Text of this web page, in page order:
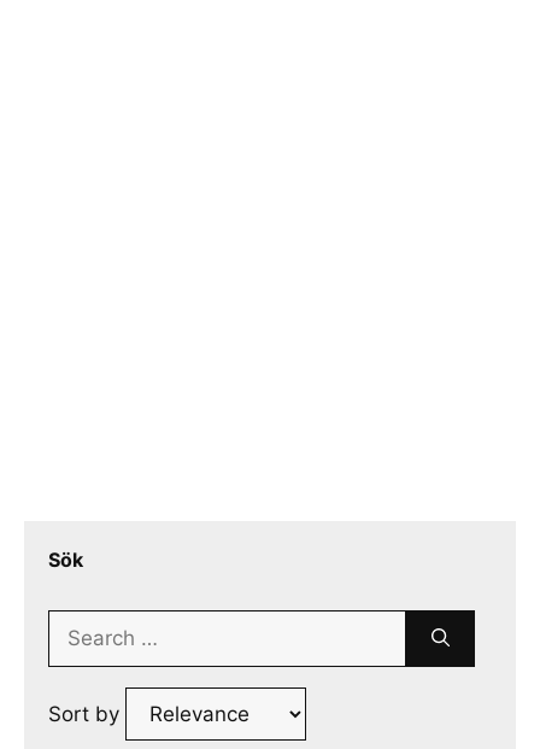
Sök
Search
Sort by